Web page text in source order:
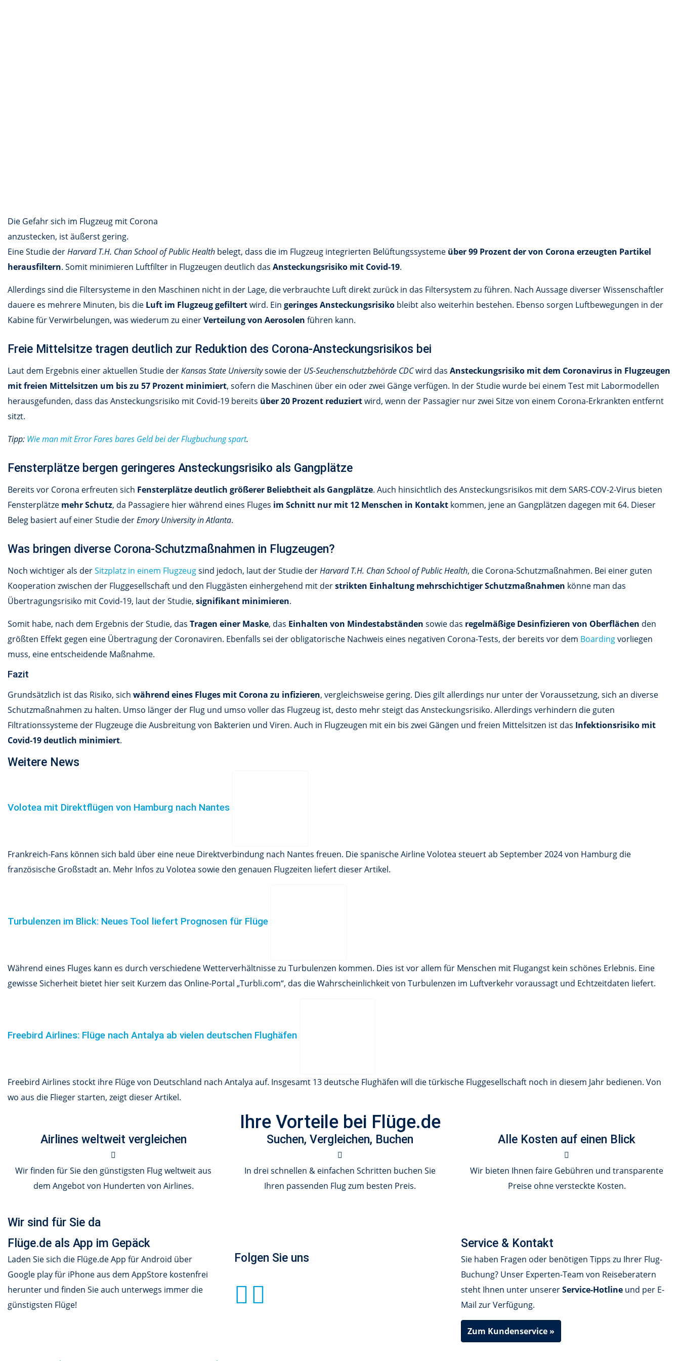
Die Gefahr sich im Flugzeug mit Corona
anzustecken, ist äußerst gering.
Eine Studie derHarvard T.H. Chan School of Public Health belegt, dass die im Flugzeug integrierten Belüftungssysteme über 99 Prozent der von Corona erzeugten Partikel
herausfiltern. Somit minimieren Luftfilter in Flugzeugen deutlich das Ansteckungsrisiko mit Covid-19.
Allerdings sind die Filtersysteme in den Maschinen nicht in der Lage, die verbrauchte Luft direkt zurück in das Filtersystem zu führen. Nach Aussage diverser Wissenschaftler
dauere es mehrere Minuten, bis die Luft im Flugzeug gefiltertwird. Ein geringes Ansteckungsrisiko bleibt also weiterhin bestehen. Ebenso sorgen Luftbewegungen in der
Kabine für Verwirbelungen, was wiederum zu einerVerteilung von Aerosolen führen kann.
Freie Mittelsitze tragen deutlich zur Reduktion des Corona-Ansteckungsrisikos bei
Laut dem Ergebnis einer aktuellen Studie derKansas State Universitysowie der US-Seuchenschutzbehörde CDCwird das Ansteckungsrisiko mit dem Coronavirus in Flugzeugen
mit freien Mittelsitzen um bis zu 57 Prozent minimiert, sofern die Maschinen über ein oder zwei Gänge verfügen. In der Studie wurde bei einem Test mit Labormodellen
herausgefunden, dass das Ansteckungsrisiko mit Covid-19 bereits über 20 Prozent reduziertwird, wenn der Passagier nur zwei Sitze von einem Corona-Erkrankten entfernt
sitzt.
Tipp: Wie man mit Error Fares bares Geld bei der Flugbuchung spart.
Fensterplätze bergen geringeres Ansteckungsrisiko als Gangplätze
Bereits vor Corona erfreuten sich Fensterplätze deutlich größerer Beliebtheit als Gangplätze. Auch hinsichtlich des Ansteckungsrisikos mit dem SARS-COV-2-Virus bieten
Fensterplätze mehr Schutz, da Passagiere hier während eines Fluges im Schnitt nur mit 12 Menschen in Kontakt kommen, jene an Gangplätzen dagegen mit 64. Dieser
Beleg basiert auf einer Studie derEmory University in Atlanta.
Was bringen diverse Corona-Schutzmaßnahmen in Flugzeugen?
Noch wichtiger als derSitzplatz in einem Flugzeugsind jedoch, laut der Studie derHarvard T.H. Chan School of Public Health, die Corona-Schutzmaßnahmen. Bei einer guten
Kooperation zwischen der Fluggesellschaft und den Fluggästen einhergehend mit derstrikten Einhaltung mehrschichtiger Schutzmaßnahmen könne man das
Übertragungsrisiko mit Covid-19, laut der Studie, signifikant minimieren.
Somit habe, nach dem Ergebnis der Studie, das Tragen einer Maske, das Einhalten von Mindestabständen sowie das regelmäßige Desinfizieren von Oberflächen den
größten Effekt gegen eine Übertragung der Coronaviren. Ebenfalls sei der obligatorische Nachweis eines negativen Corona-Tests, der bereits vor dem Boardingvorliegen
muss, eine entscheidende Maßnahme.
Fazit
Grundsätzlich ist das Risiko, sich während eines Fluges mit Corona zu infizieren, vergleichsweise gering. Dies gilt allerdings nur unter der Voraussetzung, sich an diverse
Schutzmaßnahmen zu halten. Umso länger der Flug und umso voller das Flugzeug ist, desto mehr steigt das Ansteckungsrisiko. Allerdings verhindern die guten
Filtrationssysteme der Flugzeuge die Ausbreitung von Bakterien und Viren. Auch in Flugzeugen mit ein bis zwei Gängen und freien Mittelsitzen ist das Infektionsrisiko mit
Covid-19 deutlich minimiert.
Weitere News
Volotea mit Direktflügen von Hamburg nach Nantes
Frankreich-Fans können sich bald über eine neue Direktverbindung nach Nantes freuen. Die spanische Airline Volotea steuert ab September 2024 von Hamburg die
französische Großstadt an. Mehr Infos zu Volotea sowie den genauen Flugzeiten liefert dieser Artikel.
Turbulenzen im Blick: Neues Tool liefert Prognosen für Flüge
Während eines Fluges kann es durch verschiedene Wetterverhältnisse zu Turbulenzen kommen. Dies ist vor allem für Menschen mit Flugangst kein schönes Erlebnis. Eine
gewisse Sicherheit bietet hier seit Kurzem das Online-Portal „Turbli.com“, das die Wahrscheinlichkeit von Turbulenzen im Luftverkehr voraussagt und Echtzeitdaten liefert.
Freebird Airlines: Flüge nach Antalya ab vielen deutschen Flughäfen
Freebird Airlines stockt ihre Flüge von Deutschland nach Antalya auf. Insgesamt 13 deutsche Flughäfen will die türkische Fluggesellschaft noch in diesem Jahr bedienen. Von
wo aus die Flieger starten, zeigt dieser Artikel.
Ihre Vorteile bei Flüge.de
Airlines weltweit vergleichen
Wir finden für Sie den günstigsten Flug weltweit aus
dem Angebot von Hunderten von Airlines.
Suchen, Vergleichen, Buchen
In drei schnellen & einfachen Schritten buchen Sie
Ihren passenden Flug zum besten Preis.
Alle Kosten auf einen Blick
Wir bieten Ihnen faire Gebühren und transparente
Preise ohne versteckte Kosten.
Wir sind für Sie da
Flüge.de als App im Gepäck
Laden Sie sich die Flüge.de App für Android über
Google play für iPhone aus dem AppStore kostenfrei
herunter und finden Sie auch unterwegs immer die
günstigsten Flüge!
Folgen Sie uns
Service & Kontakt
Sie haben Fragen oder benötigen Tipps zu Ihrer Flug-
Buchung? Unser Experten-Team von Reiseberatern
steht Ihnen unter unsererService-Hotline und per E-
Mail zur Verfügung.
Zum Kundenservice »